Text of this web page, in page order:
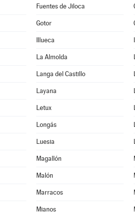
Fuentes de Jiloca
Gotor
Illueca
La Almolda
Langa del Castillo
Layana
Letux
Longás
Luesia
Magallón
Malón
Marracos
Mianos